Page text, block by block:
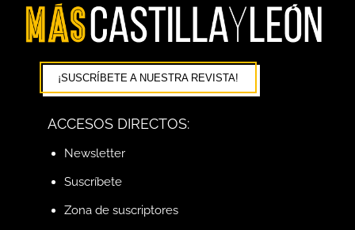
¡SUSCRÍBETE A NUESTRA REVISTA!
ACCESOS DIRECTOS:
Newsletter
Suscríbete
Zona de suscriptores